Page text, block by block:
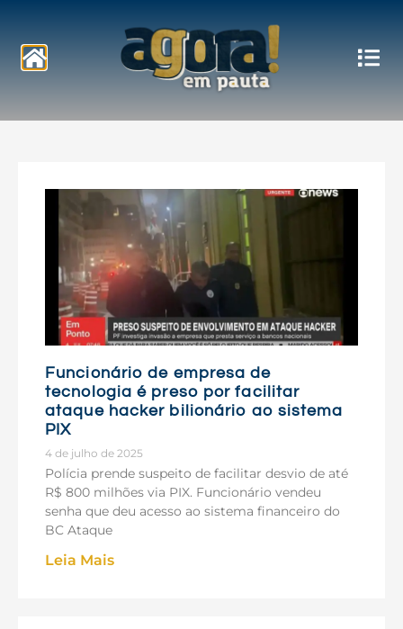
Notícias
Funcionário de empresa de
tecnologia é preso por facilitar
ataque hacker bilionário ao sistema
PIX
4 de julho de 2025
Polícia prende suspeito de facilitar desvio de até
R$ 800 milhões via PIX. Funcionário vendeu
senha que deu acesso ao sistema financeiro do
BC Ataque
Leia Mais